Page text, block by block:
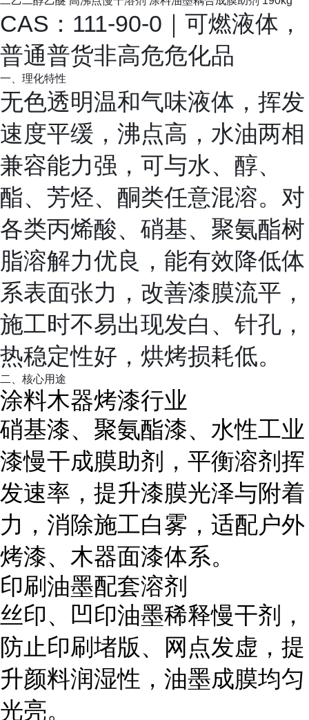
CAS：111-90-0｜可燃液体，
普通普货非高危危化品
一、理化特性
无色透明温和气味液体，挥发
速度平缓，沸点高，水油两相
兼容能力强，可与水、醇、
酯、芳烃、酮类任意混溶。对
各类丙烯酸、硝基、聚氨酯树
脂溶解力优良，能有效降低体
系表面张力，改善漆膜流平，
施工时不易出现发白、针孔，
热稳定性好，烘烤损耗低。
二、核心用途
涂料木器烤漆行业
硝基漆、聚氨酯漆、水性工业
漆慢干成膜助剂，平衡溶剂挥
发速率，提升漆膜光泽与附着
力，消除施工白雾，适配户外
烤漆、木器面漆体系。
印刷油墨配套溶剂
丝印、凹印油墨稀释慢干剂，
防止印刷堵版、网点发虚，提
升颜料润湿性，油墨成膜均匀
光亮。